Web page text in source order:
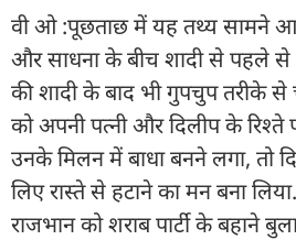
वी ओ :पूछताछ में यह तथ्य सामने
और साधना के बीच शादी से पहले से
की शादी के बाद भी गुपचुप तरीके
को अपनी पत्नी और दिलीप के
उनके मिलन में बाधा बनने लगा, तो
लिए रास्ते से हटाने का मन बना
राजभान को शराब पार्टी के बहाने